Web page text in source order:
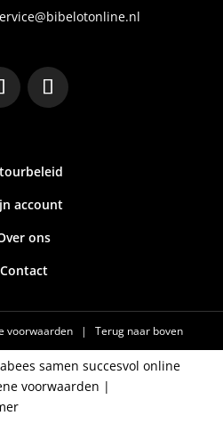
account
ons
Contact
voorwaarden | Terug naar boven
samen succesvol online
voorwaarden |